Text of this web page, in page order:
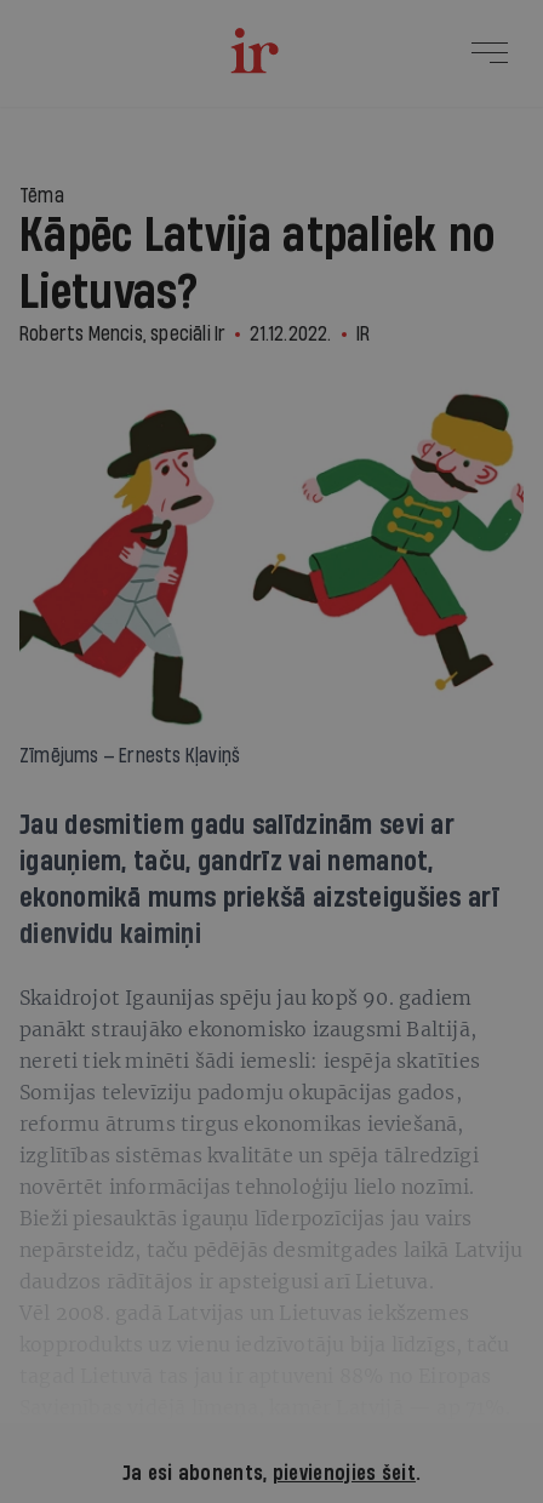
Tēma
Kāpēc Latvija atpaliek no
Lietuvas?
Roberts Mencis, speciāli Ir 21.12.2022. IR
Zīmējums — Ernests Kļaviņš
Jau desmitiem gadu salīdzinām sevi ar
igauņiem, taču, gandrīz vai nemanot,
ekonomikā mums priekšā aizsteigušies arī
dienvidu kaimiņi
Skaidrojot Igaunijas spēju jau kopš 90. gadiem
panākt straujāko ekonomisko izaugsmi Baltijā,
nereti tiek minēti šādi iemesli: iespēja skatīties
Somijas televīziju padomju okupācijas gados,
reformu ātrums tirgus ekonomikas ieviešanā,
izglītības sistēmas kvalitāte un spēja tālredzīgi
novērtēt informācijas tehnoloģiju lielo nozīmi.
Bieži piesauktās igauņu līderpozīcijas jau vairs
nepārsteidz, taču pēdējās desmitgades laikā Latviju
daudzos rādītājos ir apsteigusi arī Lietuva.
Ja esi abonents, pievienojies šeit.